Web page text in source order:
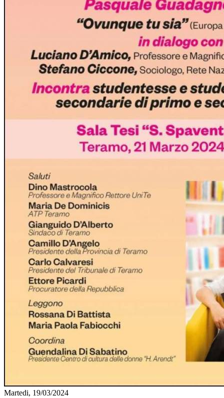
Martedi, 19/03/2024